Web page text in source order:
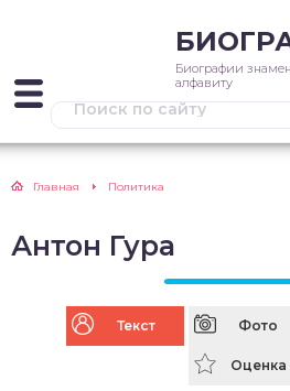
Биографии
алфавиту
Главная Политика
Антон Гура
Текст Фото
Оценка